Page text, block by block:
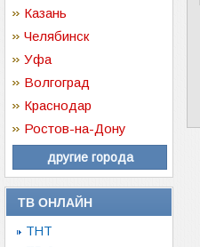
Казань
Челябинск
Уфа
Волгоград
Краснодар
Ростов-на-Дону
другие города
ТВ ОНЛАЙН
ТНТ